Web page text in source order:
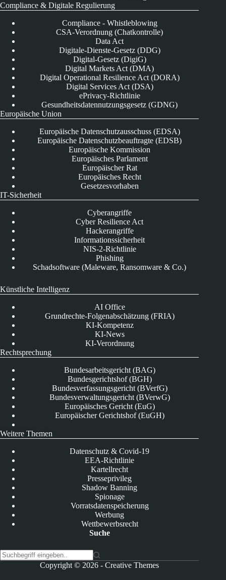
Compliance & Digitale Regulierung
Compliance - Whistleblowing
CSA-Verordnung (Chatkontrolle)
Data Act
Digitale-Dienste-Gesetz (DDG)
Digital-Gesetz (DigiG)
Digital Markets Act (DMA)
Digital Operational Resilience Act (DORA)
Digital Services Act (DSA)
ePrivacy-Richtlinie
Gesundheitsdatennutzungsgesetz (GDNG)
Europäische Union
Europäische Datenschutzausschuss (EDSA)
Europäische Datenschutzbeauftragte (EDSB)
Europäische Kommission
Europäisches Parlament
Europäischer Rat
Europäisches Recht
Gesetzesvorhaben
IT-Sicherheit
Cyberangriffe
Cyber Resilience Act
Hackerangriffe
Informationssicherheit
NIS-2-Richtlinie
Phishing
Schadsoftware (Maleware, Ransomware & Co.)
Künstliche Intelligenz
AI Office
Grundrechte-Folgenabschätzung (FRIA)
KI-Kompetenz
KI-News
KI-Verordnung
Rechtsprechung
Bundesarbeitsgericht (BAG)
Bundesgerichtshof (BGH)
Bundesverfassungsgericht (BVerfG)
Bundesverwaltungsgericht (BVerwG)
Europäisches Gericht (EuG)
Europäischer Gerichtshof (EuGH)
Weitere Themen
Datenschutz & Covid-19
EEA-Richtlinie
Kartellrecht
Presseprivileg
Shadow Banning
Spionage
Vorratsdatenspeicherung
Werbung
Wettbewerbsrecht
Suche
Copyright © 2026 -Creative Themes